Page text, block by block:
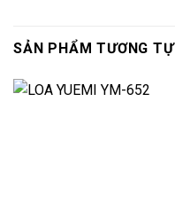
SẢN PHẨM TƯƠNG TỰ